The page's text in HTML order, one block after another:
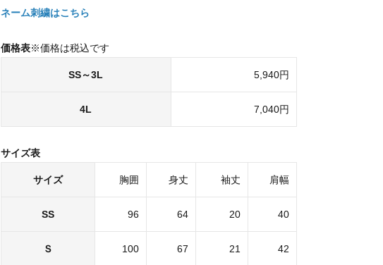
ネーム刺繍はこちら
価格表※価格は税込です
SS～3L 5,940円
4L 7,040円
サイズ表
サイズ 胸囲 身丈 袖丈 肩幅
SS 96 64 20 40
Ｓ 100 67 21 42